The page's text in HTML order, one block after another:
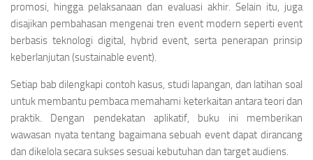
promosi, hingga pelaksanaan dan evaluasi akhir. Selain itu, juga
disajikan pembahasan mengenai tren event modern seperti event
berbasis teknologi digital, hybrid event, serta penerapan prinsip
keberlanjutan (sustainable event).
Setiap bab dilengkapi contoh kasus, studi lapangan, dan latihan soal
untuk membantu pembaca memahami keterkaitan antara teori dan
praktik. Dengan pendekatan aplikatif, buku ini memberikan
wawasan nyata tentang bagaimana sebuah event dapat dirancang
dan dikelola secara sukses sesuai kebutuhan dan target audiens.